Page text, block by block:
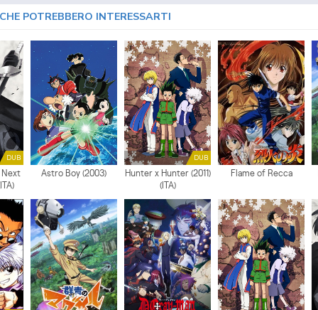
POTREBBERO INTERESSARTI
DUB
Next
Astro Boy (2003)
DUB
Hunter x Hunter (2011)
(ITA)
Flame of Recca